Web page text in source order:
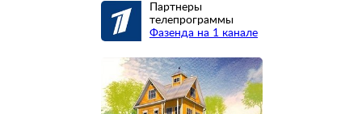
Партнеры
телепрограммы
Фазенда на 1 канале